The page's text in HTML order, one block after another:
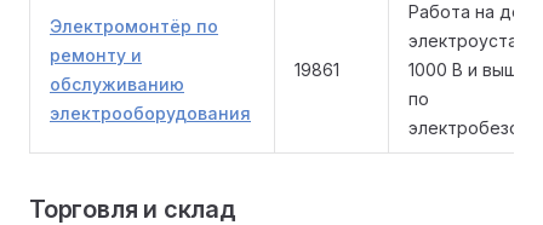
Электромонтёр по
ремонту и
обслуживанию
электрооборудования
19861
Работа на
1000 В и выше
по
Торговля и склад